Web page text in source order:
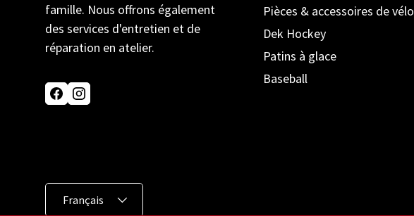
famille. Nous offrons également
des services d'entretien et de
réparation en atelier.
FacebookInstagram
Pièces & accessoires de vélo
Dek Hockey
Patins à glace
Baseball
Langue
Français